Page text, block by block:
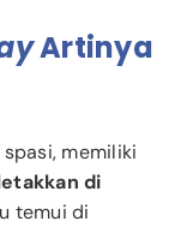
Artinya
memiliki
di
temui di